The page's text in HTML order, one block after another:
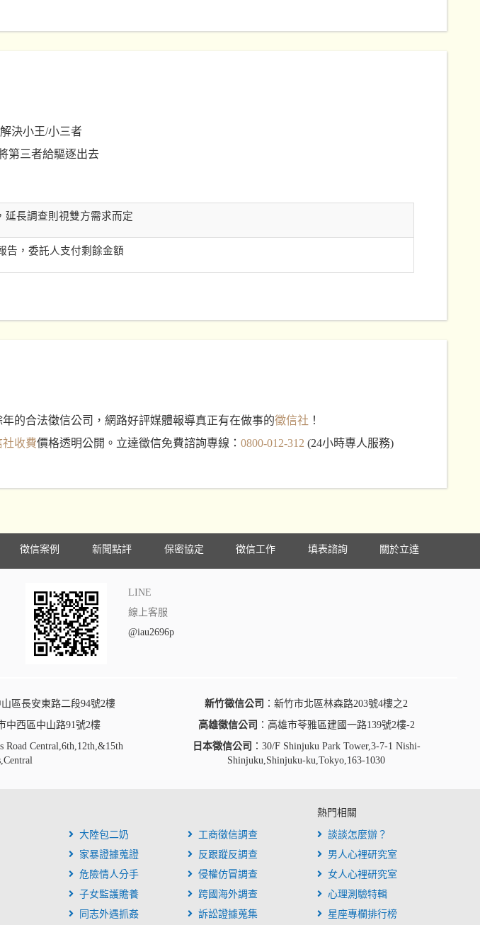
決小王/小三者
第三者給驅逐出去
延長調查則視雙方需求而定
告，委託人支付剩餘金額
的合法徵信公司，網路好評媒體報導真正有在做事的徵信社 ！
社收費價格透明公開。立達徵信免費諮詢專線： 0800-012-312 (24小時專人服務)
徵信案例 新聞點評 保密協定 徵信工作 填表諮詢 關於立達
LINE
線上客服
@iau2696p
山區長安東路二段94號2樓 新竹徵信公司 ：新竹市北區林森路203號4樓之2
中西區中山路91號2樓 高雄徵信公司 ：高雄市苓雅區建國一路139號2樓-2
Road Central,6th,12th,&15th
日本徵信公司 ：30/F Shinjuku Park Tower,3-7-1 Nishi-
Shinjuku,Shinjuku-ku,Tokyo,163-1030
大陸包二奶
家暴證據蒐證
危險情人分手
子女監護贍養
同志外遇抓姦
工商徵信調查
反跟蹤反調查
侵權仿冒調查
跨國海外調查
訴訟證據蒐集
熱門相關
談談怎麼辦？
男人心裡研究室
女人心裡研究室
心理測驗特輯
星座專欄排行榜